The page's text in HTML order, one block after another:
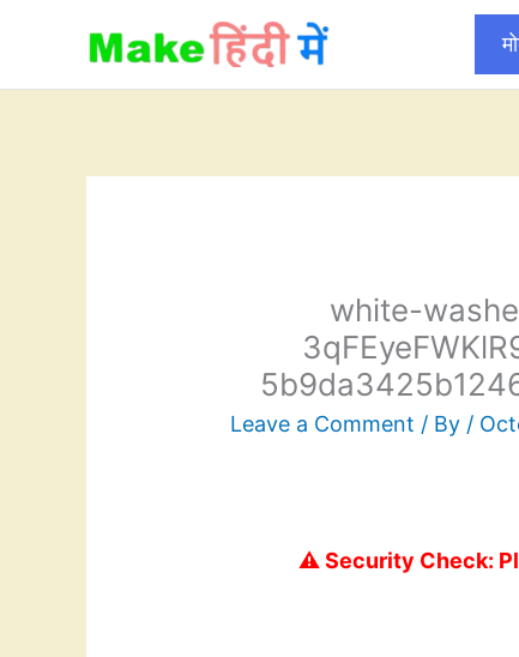
content
white-
Leave a Comment / By /
⚠️ Security Check: